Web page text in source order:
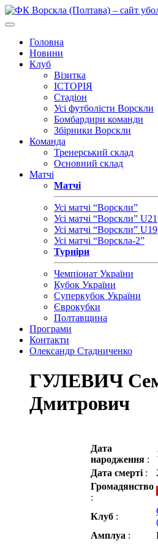
Головна
Новини
Клуб
Візитка
ІСТОРІЯ
Стадіон
Усі футболісти Ворскли
Бомбардири команди
Збірники Ворскли
Команда
Тренерський склад
Основний склад
Матчі
Матчі
Усі матчі “Ворскли”
Усі матчі “Ворскли” U21
Усі матчі “Ворскли” U19
Усі матчі “Ворскла-2”
Турніри
Чемпіонат України
Кубок України
Суперкубок України
Єврокубки
Полтавщина
Програми
Контакти
Олександр Стадниченко
ГУЛЕВИЧ
Дмитрович
Дата
народження :
Дата смерті :
Громадянство
:
Клуб :
Амплуа :